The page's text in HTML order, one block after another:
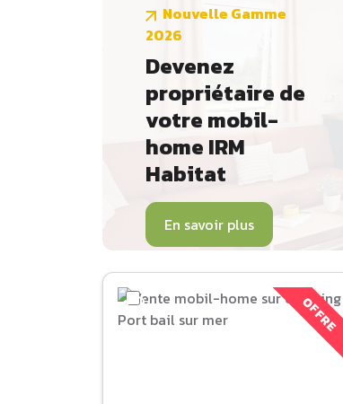
Nouvelle Gamme
2026
Devenez
propriétaire de
votre mobil-
home IRM
Habitat
En savoir plus
OFFRE